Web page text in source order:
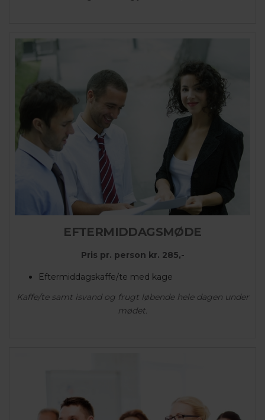
EFTERMIDDAGSMØDE
Pris pr. person kr. 285,-
Eftermiddagskaffe/te med kage
Kaffe/te samt isvand og frugt løbende hele dagen under
mødet.